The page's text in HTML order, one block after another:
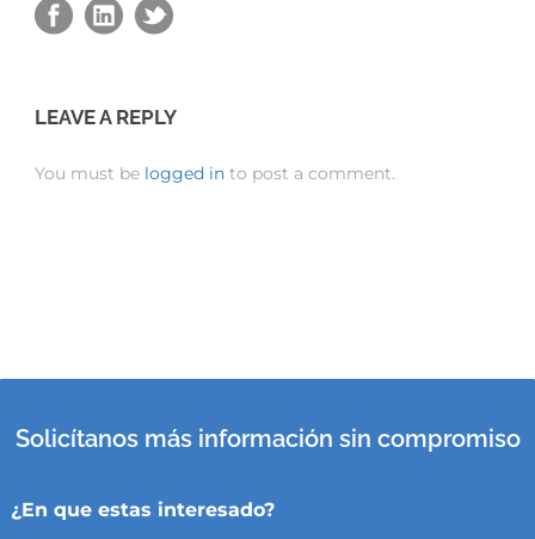
LEAVE A REPLY
You must be logged in to post a comment.
Solicítanos más información sin compromiso
¿En que estas interesado?